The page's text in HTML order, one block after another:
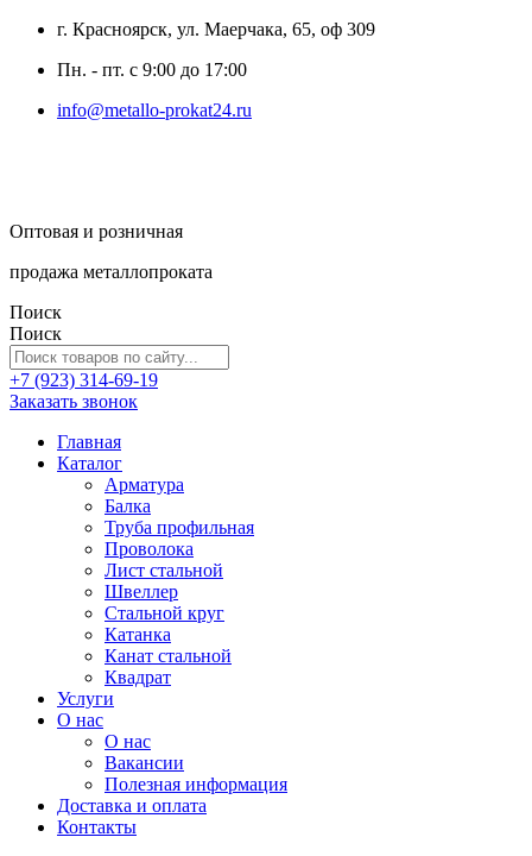
г. Красноярск, ул. Маерчака, 65, оф 309
Пн. - пт. с 9:00 до 17:00
info@metallo-prokat24.ru
Оптовая и розничная
продажа металлопроката
Поиск
Поиск
+7 (923) 314-69-19
Заказать звонок
Главная
Каталог
Арматура
Балка
Труба профильная
Проволока
Лист стальной
Швеллер
Стальной круг
Катанка
Канат стальной
Квадрат
Услуги
О нас
О нас
Вакансии
Полезная информация
Доставка и оплата
Контакты